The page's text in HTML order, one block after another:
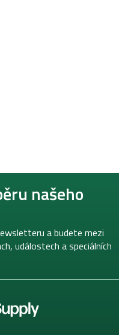
našeho
a budete mezi
událostech a speciálních